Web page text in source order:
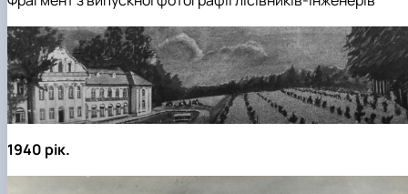
1940 рік.